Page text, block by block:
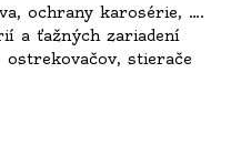
ochrany karosérie, ….
a ťažných zariadení
ostrekovačov, stierače